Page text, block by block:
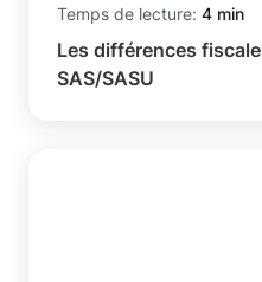
Temps de lecture: 4 min
Les différences
SAS/SASU